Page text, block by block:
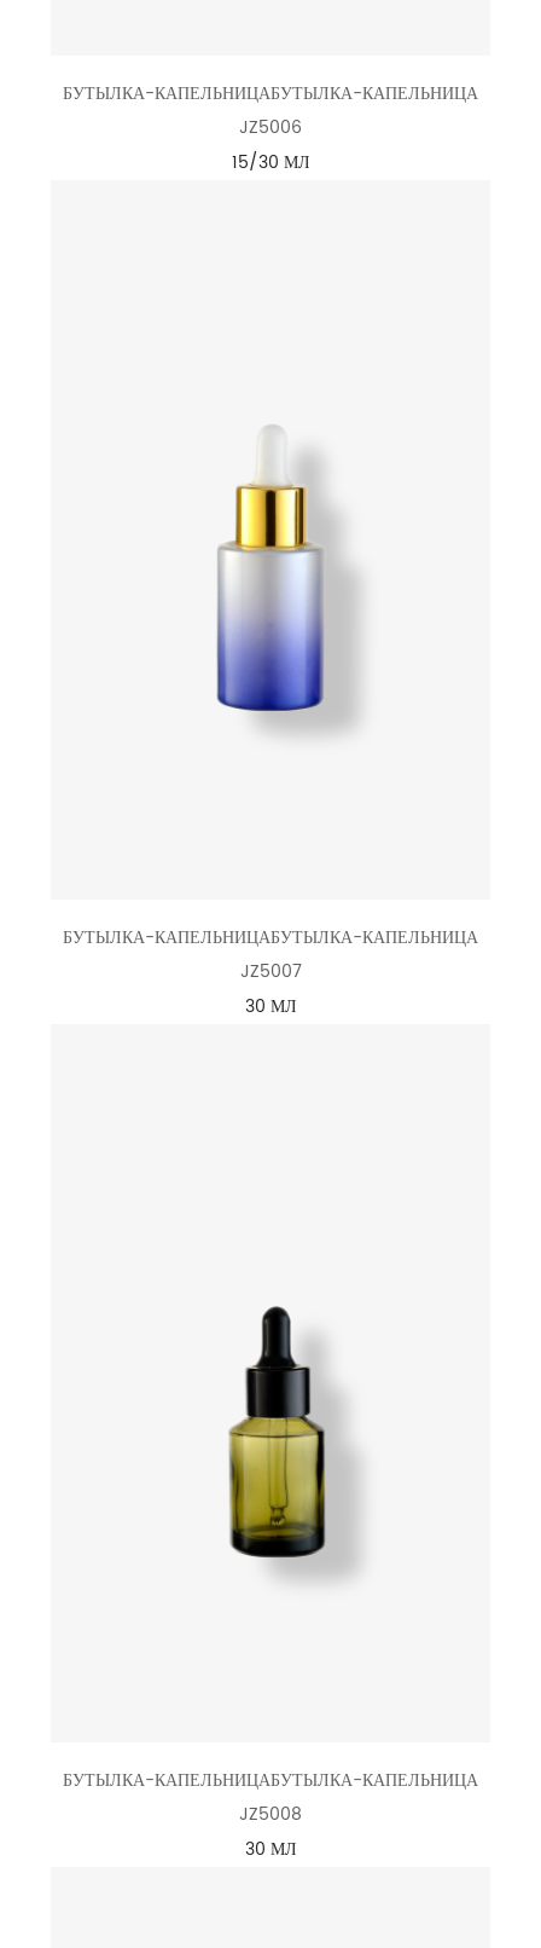
БУТЫЛКА-КАПЕЛЬНИЦАБУТЫЛКА-КАПЕЛЬНИЦА
JZ5006
15/30 МЛ
БУТЫЛКА-КАПЕЛЬНИЦАБУТЫЛКА-КАПЕЛЬНИЦА
JZ5007
30 МЛ
БУТЫЛКА-КАПЕЛЬНИЦАБУТЫЛКА-КАПЕЛЬНИЦА
JZ5008
30 МЛ